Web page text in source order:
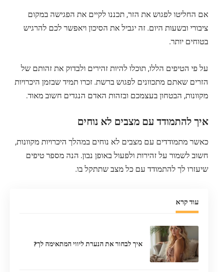
אם החליטו לפגוש את הזר, תכננו לקיים את הפגישה במקום
ציבורי ובשעות היום. זה יגביל את הסיכון ויאפשר לכם להרגיש
בטוחים יותר.
על פי הטיפים הללו, תוכלו להיות זהירים ולבדוק את זהותם של
הזרים שאתם מתכוונים לפגוש ברשת. זכרו תמיד שבזמן היכרויות
מקוונות, הבטחון בעצמכם ובזהות האדם הנגדים חשוב מאוד.
איך להתמודד עם מצבים לא נוחים
כאשר מתמודדים עם מצבים לא נוחים במהלך היכרויות מקוונות,
חשוב לשמור על זהירות ולפעול באופן נבון. הנה מספר טיפים
שיעזרו לך להתמודד עם כל מצב שתתקל בו.
עוד קרא
איך לבחור את הנערת ליווי המתאימה לך?